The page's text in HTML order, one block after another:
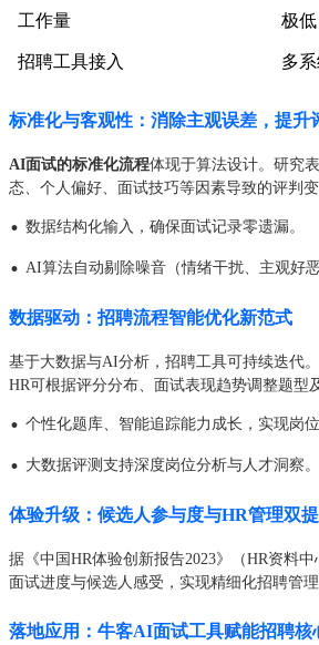
工作量 极
招聘工具接入 多
标准化与客观性：消除主观误差，提升
AI面试的标准化流程体现于算法设计。研究
态、个人偏好、面试技巧等因素导致的评判
· 数据结构化输入，确保面试记录零遗漏。
· AI算法自动剔除噪音（情绪干扰、主观好
数据驱动：招聘流程智能优化新范式
基于大数据与AI分析，招聘工具可持续迭代
HR可根据评分分布、面试表现趋势调整题型
· 个性化题库、智能追踪能力成长，实现岗位
· 大数据评测支持深度岗位分析与人才洞察。
体验升级：候选人参与度与HR管理双
据《中国HR体验创新报告2023》（HR资料
面试进度与候选人感受，实现精细化招聘管理
落地应用：牛客AI面试工具赋能招聘核